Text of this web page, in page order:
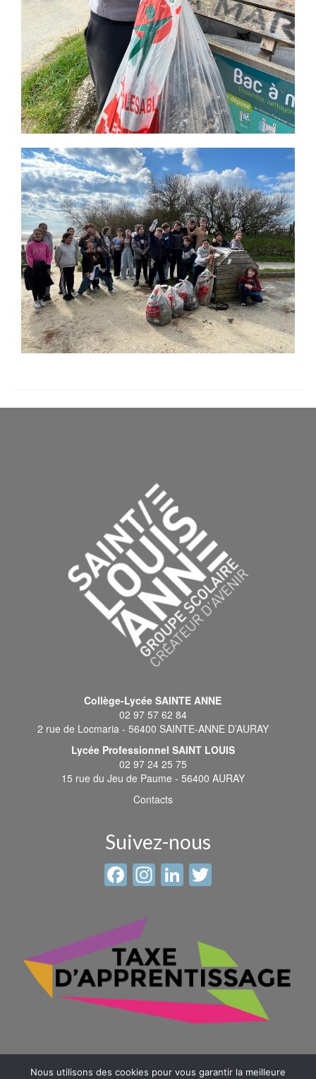
Collège-Lycée SAINTE ANNE
02 97 57 62 84
2 rue de Locmaria - 56400 SAINTE-ANNE D’AURAY
Lycée Professionnel SAINT LOUIS
02 97 24 25 75
15 rue du Jeu de Paume - 56400 AURAY
Contacts
Suivez-nous
Facebook
Instagram
LinkedIn
Nous utilisons des cookies pour vous garantir la meilleure